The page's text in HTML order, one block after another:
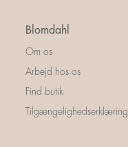
Blomdahl
Om os
Arbejd hos os
Find butik
Tilgængelighedserklæring